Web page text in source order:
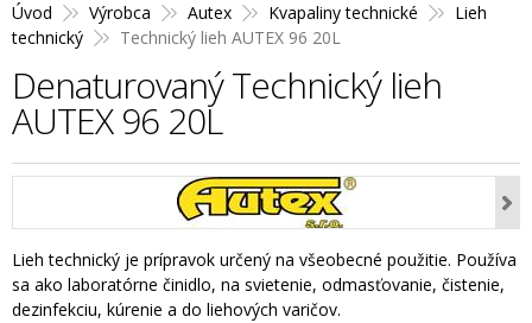
Úvod Výrobca Autex Kvapaliny technické
Lieh
technický
Technický lieh AUTEX 96 20L
Denaturovaný Technický lieh
AUTEX 96 20L
Lieh technický je prípravok určený na všeobecné použitie. Používa
sa ako laboratórne činidlo, na svietenie, odmasťovanie, čistenie,
dezinfekciu, kúrenie a do liehových varičov.